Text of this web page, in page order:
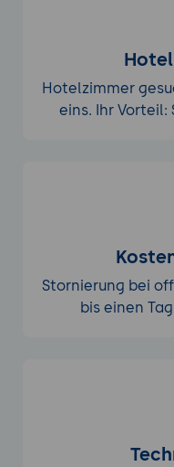
Hotelzimmer
eins. Ihr Vorteil:
Stornierung bei
bis einen